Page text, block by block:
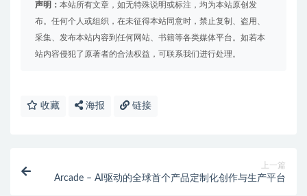
声明： 本站所有文章，如无特殊说明或标注，均为本站原创发
布。任何个人或组织，在未征得本站同意时，禁止复制、盗用、
采集、发布本站内容到任何网站、书籍等各类媒体平台。如若本
站内容侵犯了原著者的合法权益，可联系我们进行处理。
收藏 海报 链接
上一篇
Arcade – AI驱动的全球首个产品定制化创作与生产平台